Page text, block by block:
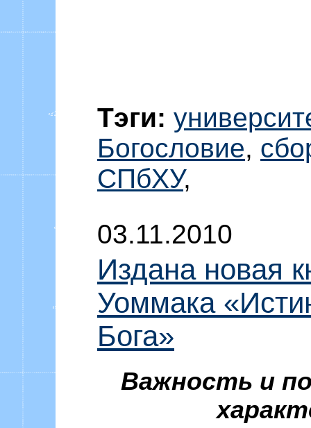
Тэги:
Богословие,
СПбХУ,
03.11.2010
Издана новая
Уоммака
Бога»
Важность и